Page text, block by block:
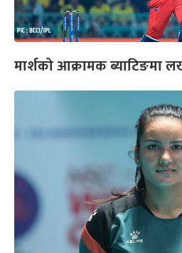
मार्शको आक्रामक ब्याटिङमा